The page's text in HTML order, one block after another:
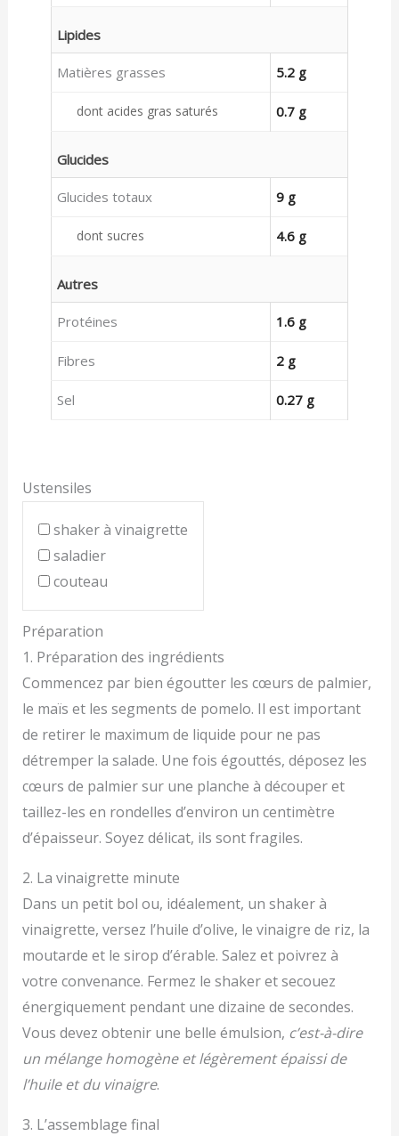
Lipides
Matières grasses 5.2 g
dont acides gras saturés 0.7 g
Glucides
Glucides totaux 9 g
dont sucres 4.6 g
Autres
Protéines 1.6 g
Fibres 2 g
Sel 0.27 g
Ustensiles
shaker à vinaigrette
saladier
couteau
Préparation
1. Préparation des ingrédients
Commencez par bien égoutter les cœurs de palmier,
le maïs et les segments de pomelo. Il est important
de retirer le maximum de liquide pour ne pas
détremper la salade. Une fois égouttés, déposez les
cœurs de palmier sur une planche à découper et
taillez-les en rondelles d’environ un centimètre
d’épaisseur. Soyez délicat, ils sont fragiles.
2. La vinaigrette minute
Dans un petit bol ou, idéalement, un shaker à
vinaigrette, versez l’huile d’olive, le vinaigre de riz, la
moutarde et le sirop d’érable. Salez et poivrez à
votre convenance. Fermez le shaker et secouez
énergiquement pendant une dizaine de secondes.
Vous devez obtenir une belle émulsion, c’est-à-dire
un mélange homogène et légèrement épaissi de
l’huile et du vinaigre.
3. L’assemblage final